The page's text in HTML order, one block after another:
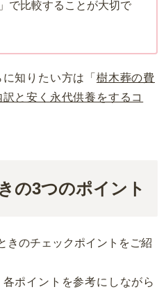
で比較することが大切で
知りたい方は「 樹木葬の費
と安く永代供養をするコ
の3つのポイント
きのチェックポイントをご紹
ポイントを参考にしながら